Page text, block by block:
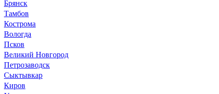
Брянск
Тамбов
Кострома
Вологда
Псков
Великий Новгород
Петрозаводск
Сыктывкар
Киров